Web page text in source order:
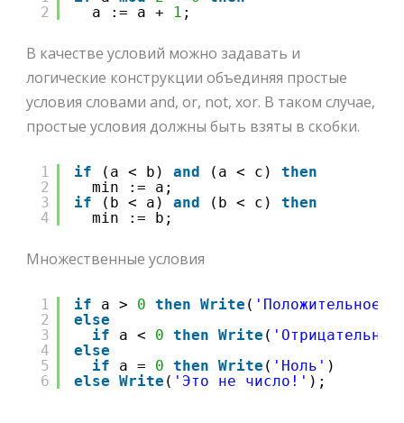
2
a := a +
1 ;
В качестве условий можно задавать и
логические конструкции объединяя простые
условия словами and, or, not, xor. В таком случае,
простые условия должны быть взяты в скобки.
1
2
3
4
if (a < b) and (a < c) then
min := a;
if
(b < a) and (b < c) then
min := b;
Множественные условия
1
2
3
4
5
6
if a > 0 then Write ( 'Положительное'
else
if
a < 0 then Write (
else
if
a = 0 then Write ( 'Ноль' )
else Write ( 'Это не число!' );